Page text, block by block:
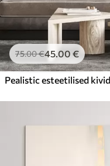
75.00€45.00 €